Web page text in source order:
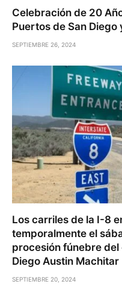
Celebración de 20
Puertos de San Diego
SEPTIEMBRE 26, 2024
Los carriles de la I-8
temporalmente el
procesión fúnebre
Diego Austin Machitar
SEPTIEMBRE 20, 2024